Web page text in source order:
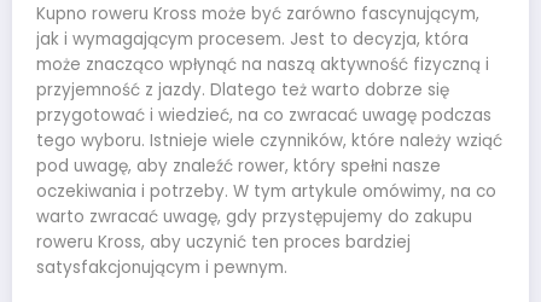
Kupno roweru Kross może być zarówno fascynującym,
jak i wymagającym procesem. Jest to decyzja, która
może znacząco wpłynąć na naszą aktywność fizyczną i
przyjemność z jazdy. Dlatego też warto dobrze się
przygotować i wiedzieć, na co zwracać uwagę podczas
tego wyboru. Istnieje wiele czynników, które należy wziąć
pod uwagę, aby znaleźć rower, który spełni nasze
oczekiwania i potrzeby. W tym artykule omówimy, na co
warto zwracać uwagę, gdy przystępujemy do zakupu
roweru Kross, aby uczynić ten proces bardziej
satysfakcjonującym i pewnym.